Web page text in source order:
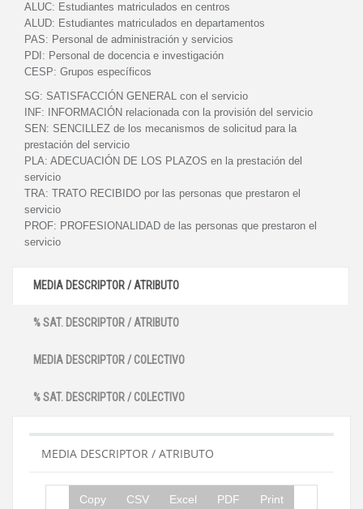
ALUC: Estudiantes matriculados en centros
ALUD: Estudiantes matriculados en departamentos
PAS: Personal de administración y servicios
PDI: Personal de docencia e investigación
CESP: Grupos específicos
SG: SATISFACCIÓN GENERAL con el servicio
INF:
INFORMACIÓN relacionada con la provisión del servicio
SEN: SENCILLEZ de los mecanismos de solicitud para la
prestación del servicio
PLA: ADECUACIÓN DE LOS PLAZOS en la prestación del
servicio
TRA: TRATO RECIBIDO por las personas que prestaron el
servicio
PROF: PROFESIONALIDAD de las personas que prestaron el
servicio
MEDIA DESCRIPTOR / ATRIBUTO
% SAT. DESCRIPTOR / ATRIBUTO
MEDIA DESCRIPTOR / COLECTIVO
% SAT. DESCRIPTOR / COLECTIVO
MEDIA DESCRIPTOR / ATRIBUTO
Copy CSV Excel PDF Print